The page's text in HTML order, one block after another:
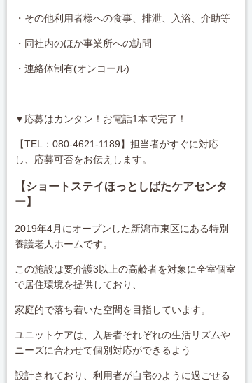
・その他利用者様への食事、排泄、入浴、介助等
・同社内のほか事業所への訪問
・連絡体制有(オンコール)
▼応募はカンタン！お電話1本で完了！
【TEL：080-4621-1189】担当者がすぐに対応
し、応募可否をお伝えします。
【ショートステイほっとしばたケアセンタ
ー】
2019年4月にオープンした新潟市東区にある特別
養護老人ホームです。
この施設は要介護3以上の高齢者を対象に全室個室
で居住環境を提供しており、
家庭的で落ち着いた空間を目指しています。
ユニットケアは、入居者それぞれの生活リズムや
ニーズに合わせて個別対応ができるよう
設計されており、利用者が自宅のように過ごせる